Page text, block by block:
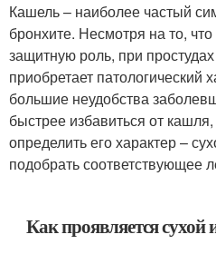
Кашель – наиболее частый
бронхите. Несмотря на то,
защитную роль, при
приобретает патологический
большие неудобства
быстрее избавиться от
определить его характер –
подобрать соответствующее
Как проявляется